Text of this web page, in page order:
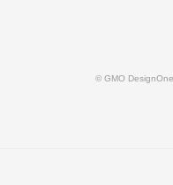
© GMO